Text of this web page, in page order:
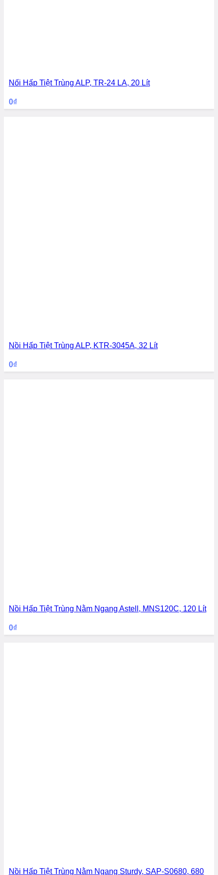
Nối Hấp Tiệt Trùng ALP, TR-24 LA, 20 Lít
0₫
Nồi Hấp Tiệt Trùng ALP, KTR-3045A, 32 Lít
0₫
Nồi Hấp Tiệt Trùng Nằm Ngang Astell, MNS120C, 120 Lít
0₫
Nồi Hấp Tiệt Trùng Nằm Ngang Sturdy, SAP-S0680, 680